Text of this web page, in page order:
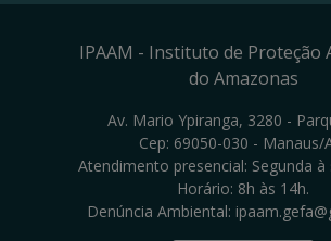
IPAAM - Instituto de Proteção
do Amazonas
Av. Mario Ypiranga, 3280 -
Cep: 69050-030 - Manaus/
Atendimento presencial: Segunda à
Horário: 8h às 14h.
Denúncia Ambiental: